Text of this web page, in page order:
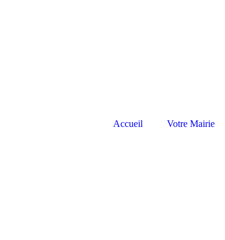
Accueil Votre Mairie